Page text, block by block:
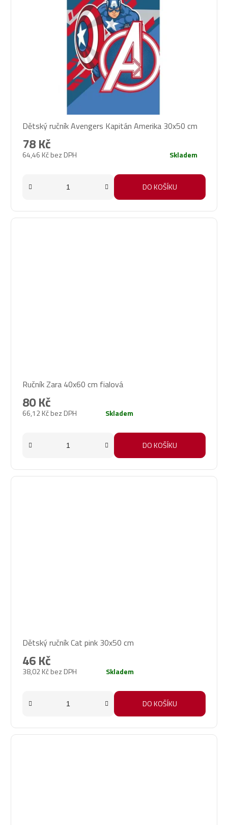
Dětský ručník Avengers Kapitán Amerika 30x50 cm
64,46 Kč bez DPH
78 Kč
Skladem
DO KOŠÍKU
Ručník Zara 40x60 cm fialová
66,12 Kč bez DPH
80 Kč
Skladem
DO KOŠÍKU
Dětský ručník Cat pink 30x50 cm
38,02 Kč bez DPH
46 Kč
Skladem
DO KOŠÍKU